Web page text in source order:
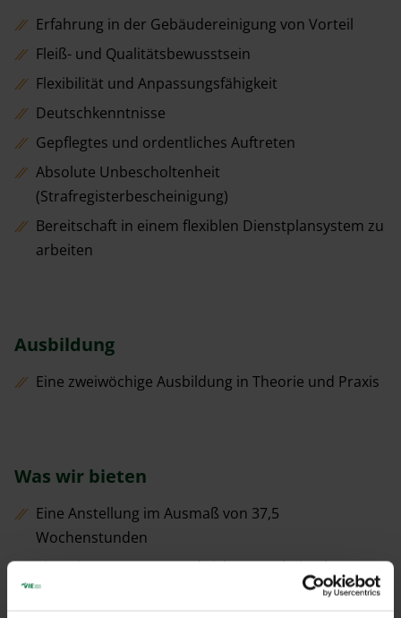
Erfahrung in der Gebäudereinigung von Vorteil
Fleiß- und Qualitätsbewusstsein
Flexibilität und Anpassungsfähigkeit
Deutschkenntnisse
Gepflegtes und ordentliches Auftreten
Absolute Unbescholtenheit
(Strafregisterbescheinigung)
Bereitschaft in einem flexiblen Dienstplansystem zu
arbeiten
Ausbildung
Eine zweiwöchige Ausbildung in Theorie und Praxis
Was wir bieten
Eine Anstellung im Ausmaß von 37,5
Wochenstunden
Einen interessanten und sicheren Arbeitsplatz am
Standort Flughafen Wien